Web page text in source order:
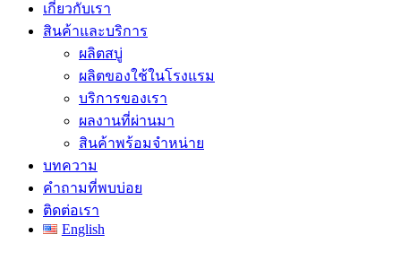
เกี่ยวกับเรา
สินค้าและบริการ
ผลิตสบู่
ผลิตของใช้ในโรงแรม
บริการของเรา
ผลงานที่ผ่านมา
สินค้าพร้อมจำหน่าย
บทความ
คำถามที่พบบ่อย
ติดต่อเรา
English